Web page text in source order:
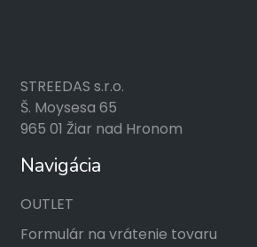
STREEDAS s.r.o.
Š. Moysesa 65
965 01 Žiar nad Hronom
Navigácia
OUTLET
Formulár na vrátenie tovaru